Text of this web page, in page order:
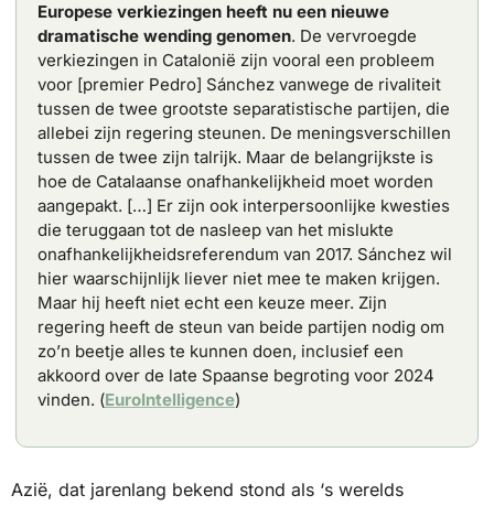
Europese verkiezingen heeft nu een nieuwe
dramatische wending genomen. De vervroegde
verkiezingen in Catalonië zijn vooral een probleem
voor [premier Pedro] Sánchez vanwege de rivaliteit
tussen de twee grootste separatistische partijen, die
allebei zijn regering steunen. De meningsverschillen
tussen de twee zijn talrijk. Maar de belangrijkste is
hoe de Catalaanse onafhankelijkheid moet worden
aangepakt. […] Er zijn ook interpersoonlijke kwesties
die teruggaan tot de nasleep van het mislukte
onafhankelijkheidsreferendum van 2017. Sánchez wil
hier waarschijnlijk liever niet mee te maken krijgen.
Maar hij heeft niet echt een keuze meer. Zijn
regering heeft de steun van beide partijen nodig om
zo’n beetje alles te kunnen doen, inclusief een
akkoord over de late Spaanse begroting voor 2024
vinden. (EuroIntelligence)
Azië, dat jarenlang bekend stond als ‘s werelds